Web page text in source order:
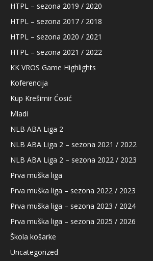
HTPL – sezona 2019 / 2020
HTPL – sezona 2017 / 2018
HTPL – sezona 2020 / 2021
HTPL – sezona 2021 / 2022
KK VROS Game Highlights
Koferencija
Kup Krešimir Ćosić
Mladi
NLB ABA Liga 2
NLB ABA Liga 2 – sezona 2021 / 2022
NLB ABA Liga 2 – sezona 2022 / 2023
Prva muška liga
Prva muška liga – sezona 2022 / 2023
Prva muška liga – sezona 2023 / 2024
Prva muška liga – sezona 2025 / 2026
Škola košarke
Uncategorized